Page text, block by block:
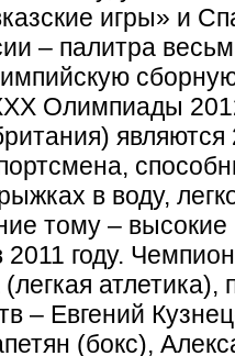
игры» и
– палитра
Олимпиады
являются
в воду,
тому – высокие
году.
атлетика),
– Евгений
(бокс),